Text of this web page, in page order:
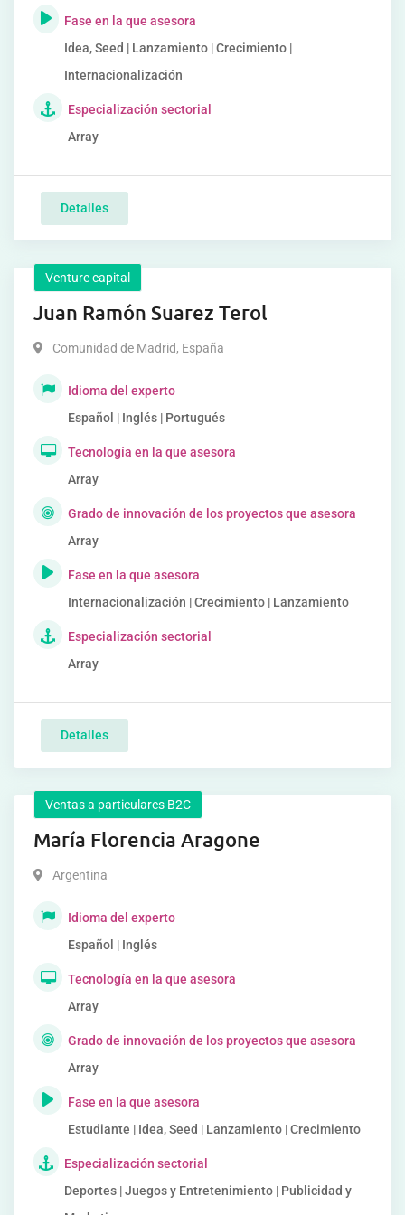
Fase en la que asesora
Idea, Seed | Lanzamiento | Crecimiento |
Internacionalización
Especialización sectorial
Array
Detalles
Venture capital
Juan Ramón Suarez Terol
Comunidad de Madrid, España
Idioma del experto
Español | Inglés | Portugués
Tecnología en la que asesora
Array
Grado de innovación de los proyectos que asesora
Array
Fase en la que asesora
Internacionalización | Crecimiento | Lanzamiento
Especialización sectorial
Array
Detalles
Ventas a particulares B2C
María Florencia Aragone
Argentina
Idioma del experto
Español | Inglés
Tecnología en la que asesora
Array
Grado de innovación de los proyectos que asesora
Array
Fase en la que asesora
Estudiante | Idea, Seed | Lanzamiento | Crecimiento
Especialización sectorial
Deportes | Juegos y Entretenimiento | Publicidad y